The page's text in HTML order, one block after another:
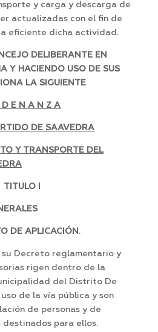
y carga y descarga de
actualizadas con el fin de
eficiente dicha actividad.
DELIBERANTE EN
Y HACIENDO USO DE SUS
LA SIGUIENTE
D E N A N Z A
DE SAAVEDRA
Y TRANSPORTE DEL
TITULO I
DE APLICACIÓN .
su Decreto reglamentario y
rigen dentro de la
del Distrito De
de la vía pública y son
de personas y de
para ellos.